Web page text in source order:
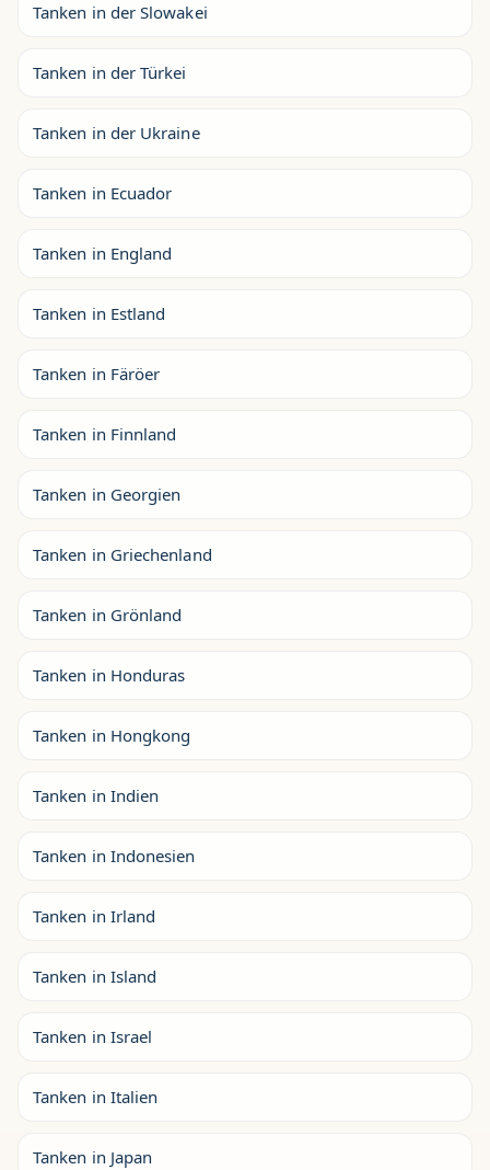
Tanken in der Slowakei
Tanken in der Türkei
Tanken in der Ukraine
Tanken in Ecuador
Tanken in England
Tanken in Estland
Tanken in Färöer
Tanken in Finnland
Tanken in Georgien
Tanken in Griechenland
Tanken in Grönland
Tanken in Honduras
Tanken in Hongkong
Tanken in Indien
Tanken in Indonesien
Tanken in Irland
Tanken in Island
Tanken in Israel
Tanken in Italien
Tanken in Japan